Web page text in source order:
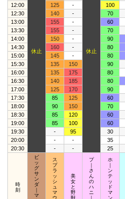
休止 休止
12:00
125 - 100
12:30
140 - 70
13:00
155 - 60
13:30
155 - 70
14:00
150 - 90
14:30
160 - 80
15:00
145 - 80
15:30
135 150 90
16:00
135 175 80
16:30
140 185 80
17:00
125 170 90
17:30
85 125 60
18:00
90 150 70
18:30
85 120 60
19:00
85 100 60
19:30
- 95 30
20:00
- - 35
20:30
- - 25
時
刻
ビ
ッ
グ
サ
ン
ダ
｜
マ
ス
プ
ラ
ッ
シ
ュ
マ
ウ
美
女
と
野
獣
プ
｜
さ
ん
の
ハ
ニ
｜
ホ
｜
ン
テ
ッ
ド
マ
ン